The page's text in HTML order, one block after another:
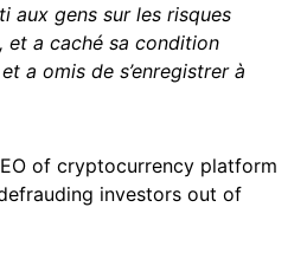
aux gens sur les risques
et a caché sa condition
a omis de s’enregistrer à
of cryptocurrency platform
investors out of